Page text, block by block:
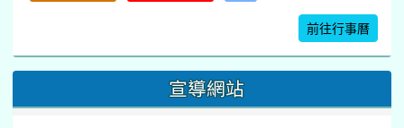
暑期體育育樂營結束
21 22
桃園市運動會
數感實驗夏令營(整天)
前往行事曆
宣導網站